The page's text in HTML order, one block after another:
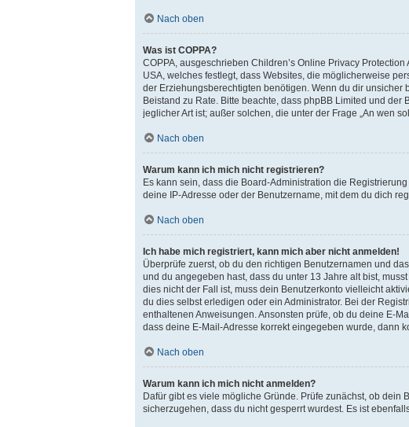
Nach oben
Was ist COPPA?
COPPA, ausgeschrieben Children’s Online Privacy
USA, welches festlegt, dass Websites, die möglicherweise
der Erziehungsberechtigten benötigen. Wenn du dir unsicher
Beistand zu Rate. Bitte beachte, dass phpBB Limited und
jeglicher Art ist; außer solchen, die unter der Frage „An wen
Nach oben
Warum kann ich mich nicht registrieren?
Es kann sein, dass die Board-Administration die
deine IP-Adresse oder der Benutzername, mit dem du dich
Nach oben
Ich habe mich registriert, kann mich aber nicht anmelden!
Überprüfe zuerst, ob du den richtigen Benutzernamen und
und du angegeben hast, dass du unter 13 Jahre alt bist,
dies nicht der Fall ist, muss dein Benutzerkonto vielleicht
du dies selbst erledigen oder ein Administrator. Bei der
enthaltenen Anweisungen. Ansonsten prüfe, ob du deine E-
dass deine E-Mail-Adresse korrekt eingegeben wurde, dann
Nach oben
Warum kann ich mich nicht anmelden?
Dafür gibt es viele mögliche Gründe. Prüfe zunächst, ob
sicherzugehen, dass du nicht gesperrt wurdest. Es ist